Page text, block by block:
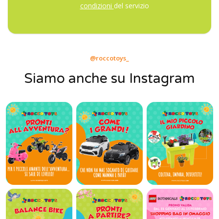
condizioni del servizio
@roccotoys_
Siamo anche su Instagram